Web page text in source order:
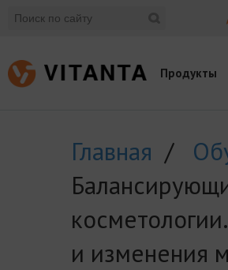
Продукты
Главная /
и изменения